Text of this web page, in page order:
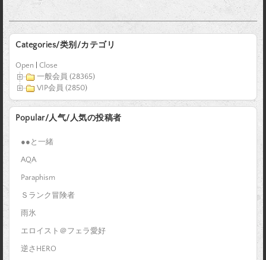
Categories/类别/カテゴリ
Open
Close
一般会員 (28365)
VIP会員 (2850)
Popular/人气/人気の投稿者
●●と一緒
AQA
Paraphism
Ｓランク冒険者
雨氷
エロイスト＠フェラ愛好
逆さHERO